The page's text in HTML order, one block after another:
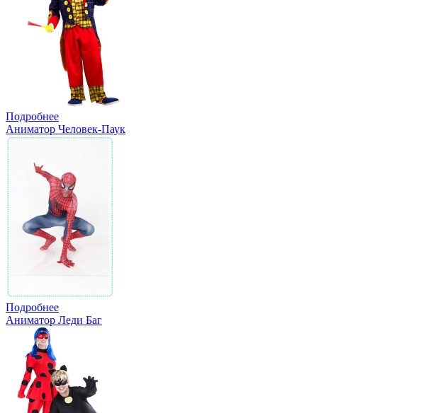
Подробнее
Аниматор Человек-Паук
Подробнее
Аниматор Леди Баг